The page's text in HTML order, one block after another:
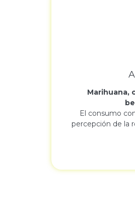
Marihuana,
El consumo
percepción de la